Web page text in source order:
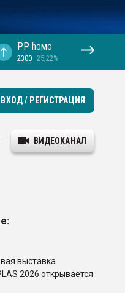
PP hомо
2300 25,22%
ВХОД / РЕГИСТРАЦИЯ
ВИДЕОКАНАЛ
выставка
2026 открывается